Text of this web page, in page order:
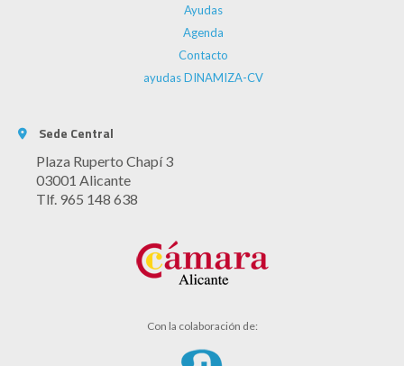
Ayudas
Agenda
Contacto
ayudas DINAMIZA-CV
Sede Central
Plaza Ruperto Chapí 3
03001 Alicante
Tlf. 965 148 638
Con la colaboración de: